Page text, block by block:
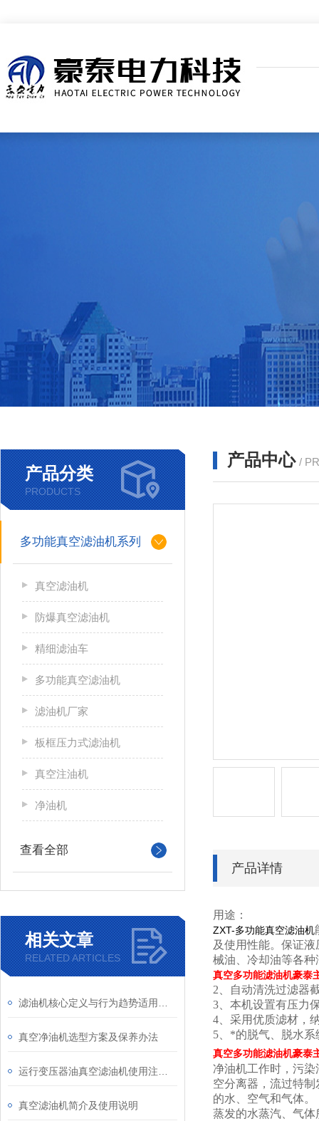
产品分类
PRODUCTS
多功能真空滤油机系列
真空滤油机
防爆真空滤油机
精细滤油车
多功能真空滤油机
滤油机厂家
板框压力式滤油机
真空注油机
净油机
查看全部
相关文章
RELATED ARTICLES
真空净油机选型方案及保养办法
真空滤油机简介及使用说明
产品中心 /
产品详情
用途：
ZXT-多功能真空滤油机
及使用性能。保证
械油、冷却油等各
真空多功能滤油机豪泰
2、自动清洗过滤器
3、本机设置有压力
4、采用优质滤材，
5、*的脱气、脱水
真空多功能滤油机豪泰
净油机工作时，污
空分离器，流过特
的水、空气和气体。
蒸发的水蒸汽、气